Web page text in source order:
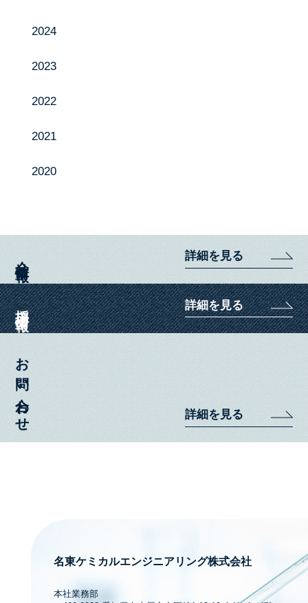
投げ込み肥料特集ページ
お知らせ
2024
2023
2022
2021
2020
詳細を見る
採用情報 詳細を見る
お問い合わせ 詳細を見る
名東ケミカルエンジニアリング株式会社
本社業務部